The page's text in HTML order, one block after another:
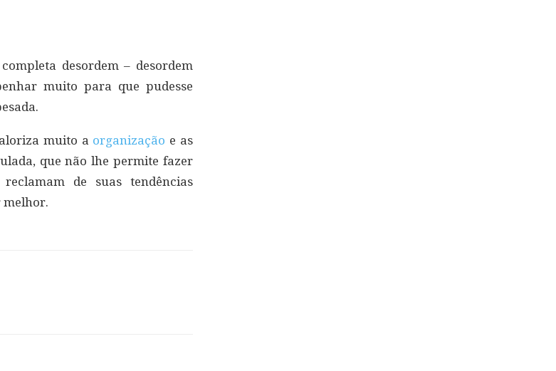
desordem – desordem
muito para que pudesse
muito a organização e as
que não lhe permite fazer
de suas tendências
melhor.